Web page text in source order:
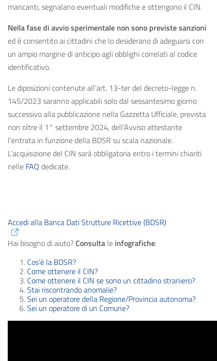
mancanti, segnalano eventuali modifiche e ottengono il CIN.
Nella fase di avvio sperimentale non sono previste sanzioni
ed è consentito ai cittadini che lo desiderano di adeguarsi con
un ampio margine di anticipo agli obblighi correlati al codice
identificativo.
Le diposizioni contenute all’art. 13-ter del decreto-legge n.
145/2023 saranno applicabili solo dal sessantesimo giorno
successivo alla pubblicazione nella Gazzetta Ufficiale, prevista
non oltre il 1° settembre 2024, dell’Avviso attestante
l’entrata in funzione della BDSR su scala nazionale.
L’acquisizione del CIN sarà obbligatoria entro i termini chiariti
nelle FAQ dedicate.
Accedi alla Banca Dati Strutture Ricettive (BDSR)
Hai bisogno di aiuto?Consulta le infografiche:
Cos’è la BDSR?
Come ottenere il CIN?
Come ottenere il CIN se sono un cittadino straniero?
Stai riscontrando anomalie?
Sei un operatore della Regione/Provincia autonoma?
Sei un operatore di un Comune?